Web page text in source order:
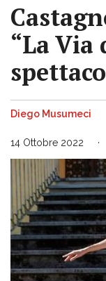
“La Via
Diego Musumeci
14 Ottobre 2022